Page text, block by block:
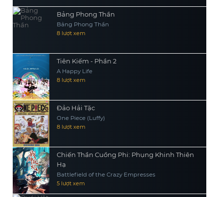
Bảng Phong Thần
Bảng Phong Thần
8 lượt xem
Tiên Kiếm - Phần 2
A Happy Life
8 lượt xem
Đảo Hải Tặc
One Piece (Luffy)
8 lượt xem
Chiến Thần Cuồng Phi: Phụng Khinh Thiên
Hạ
Battlefield of the Crazy Empresses
5 lượt xem